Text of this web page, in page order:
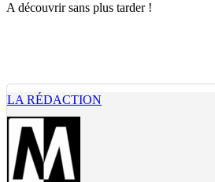
A découvrir sans plus tarder !
LA RÉDACTION